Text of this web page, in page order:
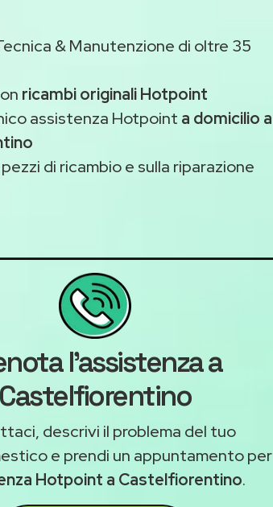
& Manutenzione di oltre 35
ricambi originali Hotpoint
assistenza Hotpoint a domicilio a
di ricambio e sulla riparazione
l'assistenza a
Castelfiorentino
descrivi il problema del tuo
e prendi un appuntamento per
Hotpoint a Castelfiorentino.